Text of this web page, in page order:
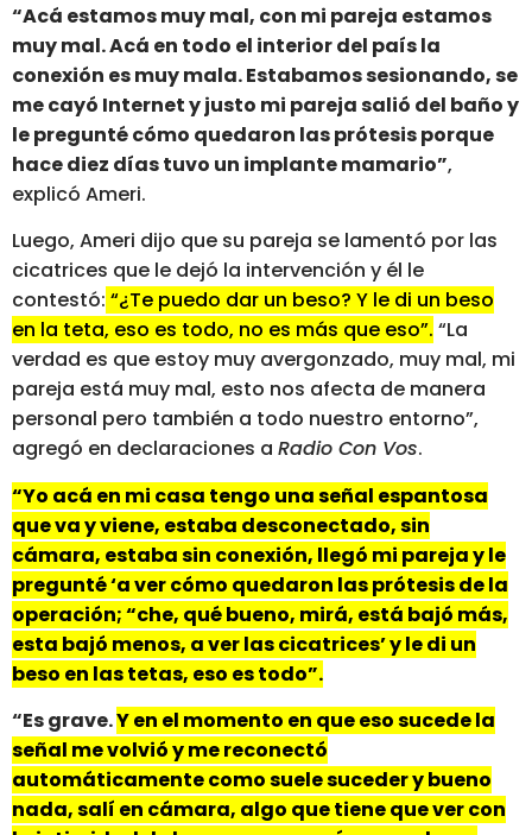
“Acá estamos muy mal, con mi pareja estamos
muy mal. Acá en todo el interior del país la
conexión es muy mala. Estabamos sesionando, se
me cayó Internet y justo mi pareja salió del baño y
le pregunté cómo quedaron las prótesis porque
hace diez días tuvo un implante mamario”,
explicó Ameri.
Luego, Ameri dijo que su pareja se lamentó por las
cicatrices que le dejó la intervención y él le
contestó: “¿Te puedo dar un beso? Y le di un beso
en la teta, eso es todo, no es más que eso”. “La
verdad es que estoy muy avergonzado, muy mal, mi
pareja está muy mal, esto nos afecta de manera
personal pero también a todo nuestro entorno”,
agregó en declaraciones a Radio Con Vos.
“Yo acá en mi casa tengo una señal espantosa
que va y viene, estaba desconectado, sin
cámara, estaba sin conexión, llegó mi pareja y le
pregunté ‘a ver cómo quedaron las prótesis de la
operación; “che, qué bueno, mirá, está bajó más,
esta bajó menos, a ver las cicatrices’ y le di un
beso en las tetas, eso es todo”.
“Es grave.Y en el momento en que eso sucede la
señal me volvió y me reconectó
automáticamente como suele suceder y bueno
nada, salí en cámara, algo que tiene que ver con